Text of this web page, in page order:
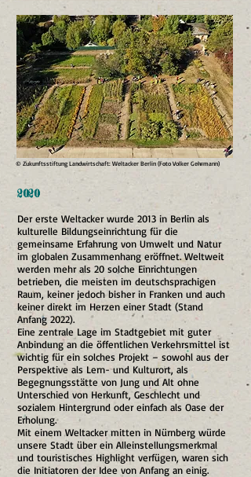
© Zukunftsstiftung Landwirtschaft: Weltacker Berlin (Foto Volker Gehrmann)
2020
Der erste Weltacker wurde 2013 in Berlin als
kulturelle Bildungseinrichtung für die
gemeinsame Erfahrung von Umwelt und Natur
im globalen Zusammenhang eröffnet. Weltweit
werden mehr als 20 solche Einrichtungen
betrieben, die meisten im deutschsprachigen
Raum, keiner jedoch bisher in Franken und auch
keiner direkt im Herzen einer Stadt (Stand
Anfang 2022).
Eine zentrale Lage im Stadtgebiet mit guter
Anbindung an die öffentlichen Verkehrsmittel ist
wichtig für ein solches Projekt – sowohl aus der
Perspektive als Lern- und Kulturort, als
Begegnungsstätte von Jung und Alt ohne
Unterschied von Herkunft, Geschlecht und
sozialem Hintergrund oder einfach als Oase der
Erholung.
Mit einem Weltacker mitten in Nürnberg würde
unsere Stadt über ein Alleinstellungsmerkmal
und touristisches Highlight verfügen, waren sich
die Initiatoren der Idee von Anfang an einig.